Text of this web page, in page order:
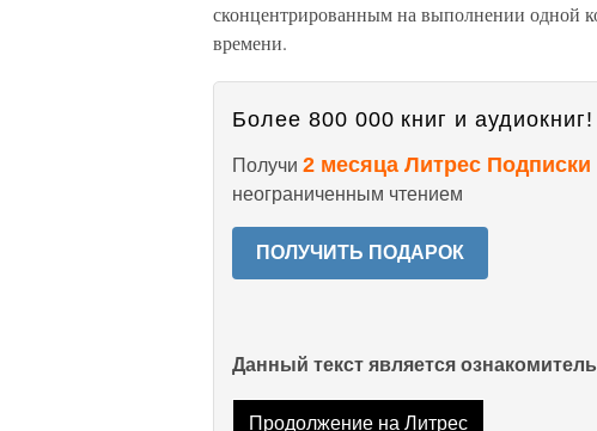
сконцентрированным на выполнении одной
времени.
Более 800 000 книг и аудиокниг!
Получи 2 месяца Литрес Подписки
неограниченным чтением
ПОЛУЧИТЬ ПОДАРОК
Данный текст является
Продолжение на Литрес